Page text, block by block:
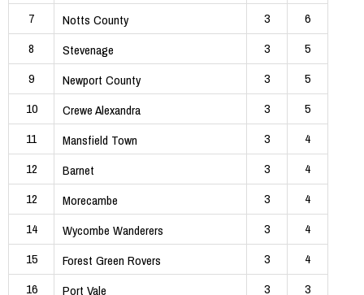
7
Notts County 3
6
8
Stevenage 3
5
9
Newport County 3
5
10
Crewe Alexandra 3
5
11
Mansfield Town 3
4
12
Barnet 3
4
12
Morecambe 3
4
14
Wycombe Wanderers 3
4
15
Forest Green Rovers 3
4
16
Port Vale 3
3